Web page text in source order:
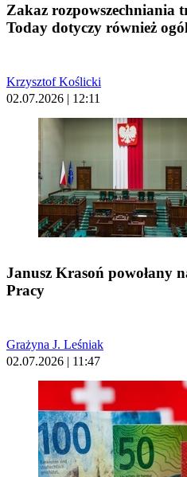
Zakaz rozpowszechniania
Today dotyczy również
Krzysztof Koślicki
02.07.2026 | 12:11
Janusz Krasoń powołany
Pracy
Grażyna J. Leśniak
02.07.2026 | 11:47